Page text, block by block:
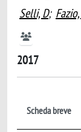
Selli, D;
2017
Scheda breve